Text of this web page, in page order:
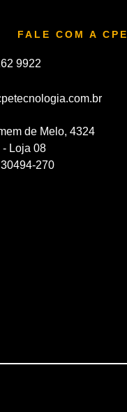
FALE COM A CPE
9922
de Melo, 4324
- Loja 08
270